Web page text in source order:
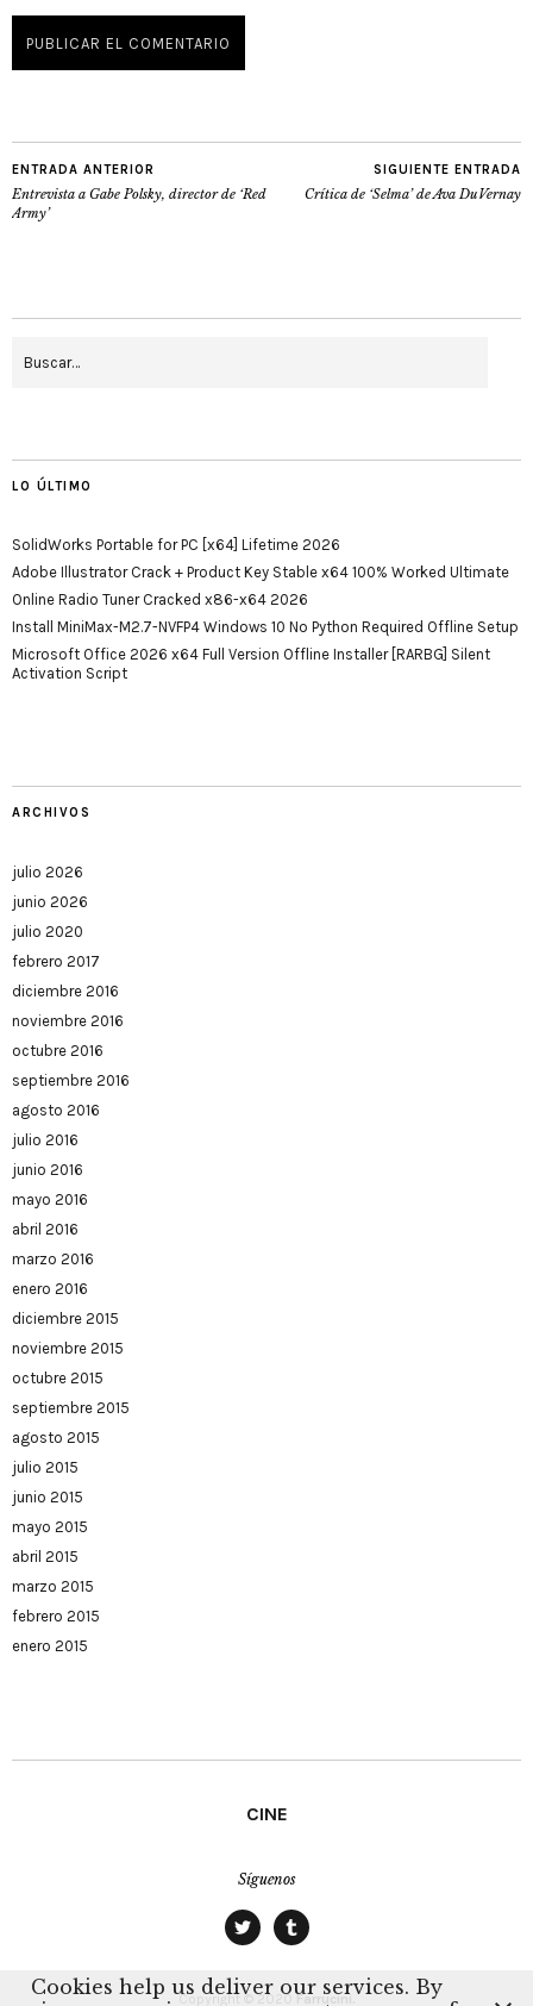
ENTRADA ANTERIOR
Entrevista a Gabe Polsky, director de ‘Red
Army’
SIGUIENTE ENTRADA
Crítica de ‘Selma’ de Ava DuVernay
LO ÚLTIMO
SolidWorks Portable for PC [x64] Lifetime 2026
Adobe Illustrator Crack + Product Key Stable x64 100% Worked Ultimate
Online Radio Tuner Cracked x86-x64 2026
Install MiniMax-M2.7-NVFP4 Windows 10 No Python Required Offline Setup
Microsoft Office 2026 x64 Full Version Offline Installer [RARBG] Silent
Activation Script
ARCHIVOS
julio 2026
junio 2026
julio 2020
febrero 2017
diciembre 2016
noviembre 2016
octubre 2016
septiembre 2016
agosto 2016
julio 2016
junio 2016
mayo 2016
abril 2016
marzo 2016
enero 2016
diciembre 2015
noviembre 2015
octubre 2015
septiembre 2015
agosto 2015
julio 2015
junio 2015
mayo 2015
abril 2015
marzo 2015
febrero 2015
enero 2015
CINE
Síguenos
Copyright © 2020 Farrucini.
Cookies help us deliver our services. By